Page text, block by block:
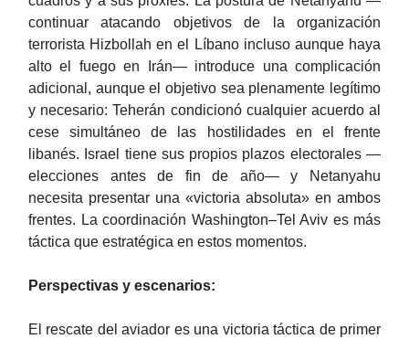
continuar atacando objetivos de la organización
terrorista Hizbollah en el Líbano incluso aunque haya
alto el fuego en Irán— introduce una complicación
adicional, aunque el objetivo sea plenamente legítimo
y necesario: Teherán condicionó cualquier acuerdo al
cese simultáneo de las hostilidades en el frente
libanés. Israel tiene sus propios plazos electorales —
elecciones antes de fin de año— y Netanyahu
necesita presentar una «victoria absoluta» en ambos
frentes. La coordinación Washington–Tel Aviv es más
táctica que estratégica en estos momentos.
Perspectivas y escenarios:
El rescate del aviador es una victoria táctica de primer